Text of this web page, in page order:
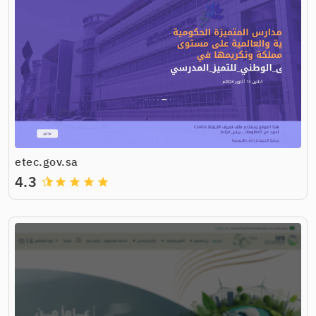
etec.gov.sa
grade
grade
grade
grade
4.3